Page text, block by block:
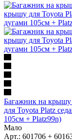
Багажник на
для Toyota Platz
105см + Platz99n)
Мало
Арт.: 601706 +